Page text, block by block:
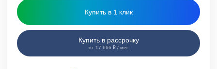
Купить в 1 клик
Купить в рассрочку
от 17 666 ₽ / мес